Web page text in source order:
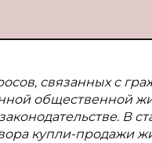
связанных с
общественной
В
купли-продажи